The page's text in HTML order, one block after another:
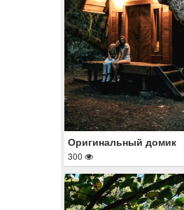
Оригинальный домик
300